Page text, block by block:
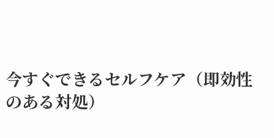
今すぐできるセルフケア（即効性
のある対処）